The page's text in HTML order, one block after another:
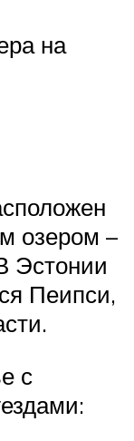
на
озером –
Эстонии
Пеипси,
с